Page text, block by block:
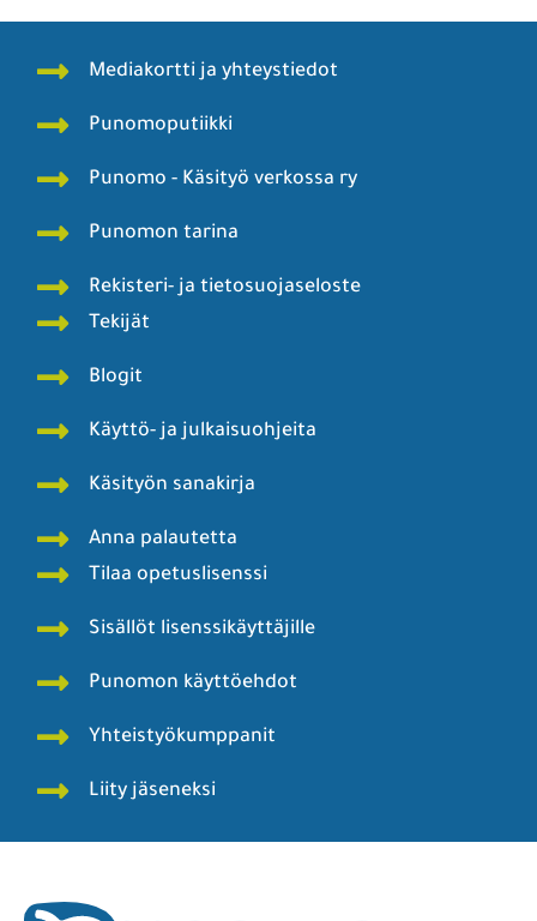
Mediakortti ja yhteystiedot
Punomoputiikki
Punomo - Käsityö verkossa ry
Punomon tarina
Rekisteri- ja tietosuojaseloste
Tekijät
Blogit
Käyttö- ja julkaisuohjeita
Käsityön sanakirja
Anna palautetta
Tilaa opetuslisenssi
Sisällöt lisenssikäyttäjille
Punomon käyttöehdot
Yhteistyökumppanit
Liity jäseneksi